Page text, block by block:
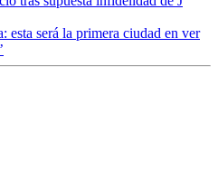
esta será la primera ciudad en ver